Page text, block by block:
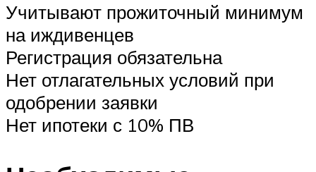
Учитывают прожиточный минимум
на иждивенцев
Регистрация обязательна
Нет отлагательных условий при
одобрении заявки
Нет ипотеки с 10% ПВ